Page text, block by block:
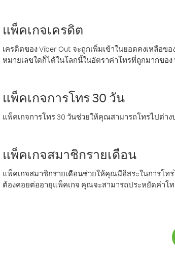
แพ็คเกจเครดิต
เครดิตของ Viber Out จะถูกเพิ่มเข้าในยอดคงเหลือ
หมายเลขใดก็ได้ในโลกนี้ในอัตราค่าโทรที่ถูกมากของ
แพ็คเกจการโทร 30 วัน
แพ็คเกจการโทร 30 วันช่วยให้คุณสามารถโทรไปต่า
แพ็คเกจสมาชิกรายเดือน
แพ็คเกจสมาชิกรายเดือนช่วยให้คุณมีอิสระในการโ
ต้องคอยต่ออายุแพ็คเกจ คุณจะสามารถประหยัดค่า